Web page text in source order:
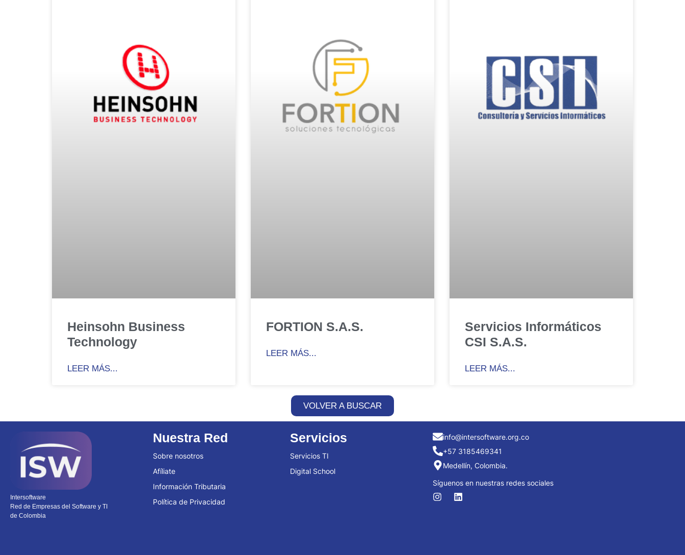
Heinsohn Business
Technology
LEER MÁS...
FORTION S.A.S.
LEER MÁS...
Servicios Informáticos
CSI S.A.S.
LEER MÁS...
VOLVER A BUSCAR
Intersoftware
Red de Empresas del Software y TI
de Colombia
Nuestra Red
Sobre nosotros
Afíliate
Información Tributaria
Política de Privacidad
Servicios
Servicios TI
Digital School
info@intersoftware.org.co
+57 3185469341
Medellín, Colombia.
Síguenos en nuestras redes sociales